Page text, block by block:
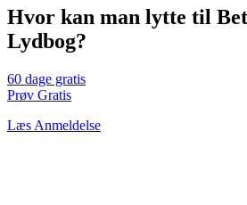
Hvor kan man lytte til
Lydbog?
60 dage gratis
Prøv Gratis
Læs Anmeldelse